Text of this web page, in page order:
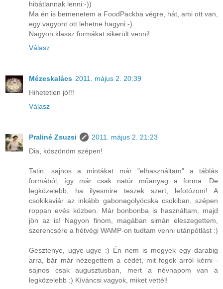
hibátlannak lenni:-))
Ma én is bemenetem a FoodPackba végre, hát, ami ott van,
egy vagyont ott lehetne hagyni:-)
Nagyon klassz formákat sikerült venni!
Válasz
Mézeskalács 2011. május 2. 20:39
Hihetetlen jó!!!
Válasz
Praliné Zsuzsi
2011. május 2. 21:23
Dia, köszönöm szépen!
Tatin, sajnos a mintákat már "elhasználtam" a táblás
formából, így már csak natúr műanyag a forma. De
legközelebb, ha ilyesmire teszek szert, lefotózom! A
csokikaviár az inkább gabonagolyócska csokiban, szépen
roppan evés közben. Már bonbonba is használtam, majd
jön az is! Nagyon finom, magában simán eleszegettem,
szerencsére a hétvégi WAMP-on tudtam venni utánpótlást :)
Gesztenye, ugye-ugye :) Én nem is megyek egy darabig
arra, bár már nézegettem a cédét, mit fogok arról kérni -
sajnos csak augusztusban, mert a névnapom van a
legközelebb :) Kíváncsi vagyok, miket vettél!